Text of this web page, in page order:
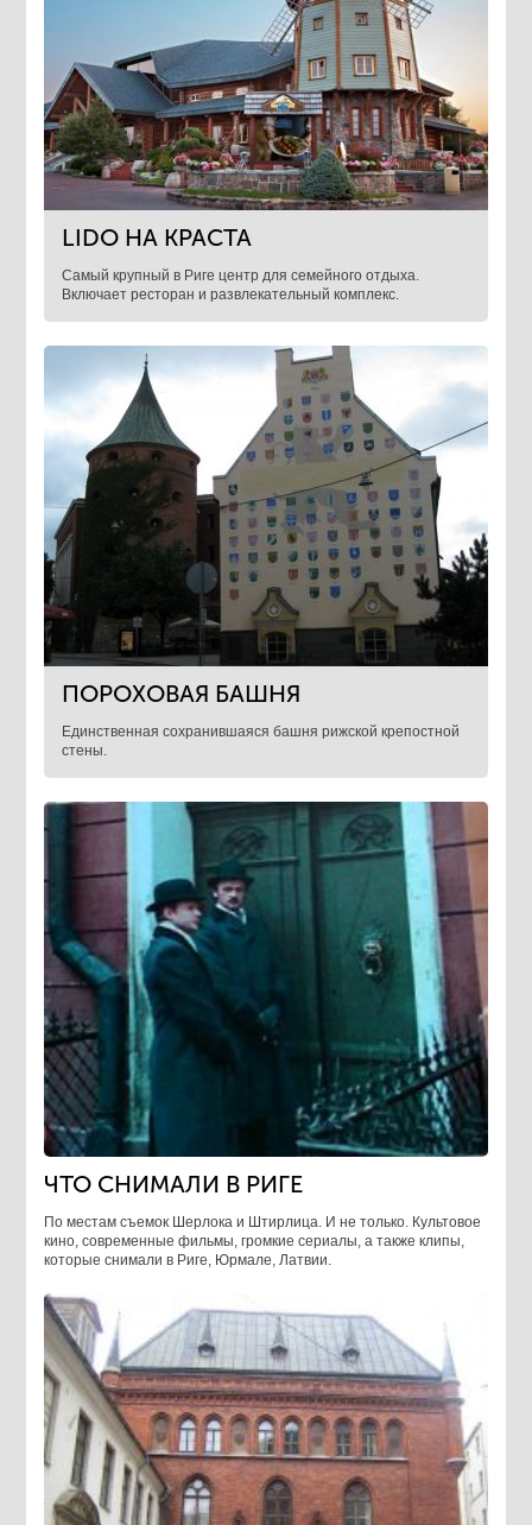
LIDO НА КРАСТА
Самый крупный в Риге центр для семейного отдыха.
Включает ресторан и развлекательный комплекс.
ПОРОХОВАЯ БАШНЯ
Единственная сохранившаяся башня рижской крепостной
стены.
ЧТО СНИМАЛИ В РИГЕ
По местам съемок Шерлока и Штирлица. И не только. Культовое
кино, современные фильмы, громкие сериалы, а также клипы,
которые снимали в Риге, Юрмале, Латвии.